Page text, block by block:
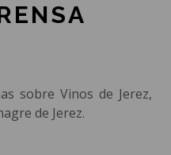
sobre Vinos de Jerez,
de Jerez.